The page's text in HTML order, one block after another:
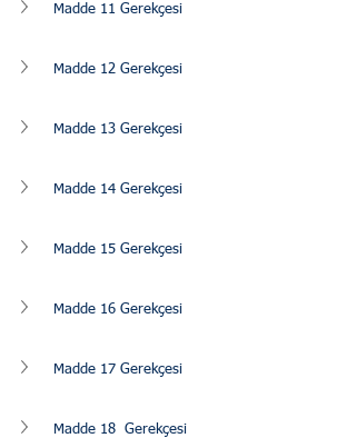
Madde 11 Gerekçesi
Madde 12 Gerekçesi
Madde 13 Gerekçesi
Madde 14 Gerekçesi
Madde 15 Gerekçesi
Madde 16 Gerekçesi
Madde 17 Gerekçesi
Madde 18  Gerekçesi